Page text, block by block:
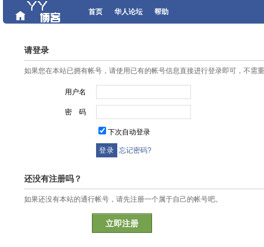
首页 华人论坛 帮助
请登录
如果您在本站已拥有帐号，请使用已有的帐号信息直接进行登录即可，不需
用户名
密 码
下次自动登录
忘记密码?
还没有注册吗？
如果还没有本站的通行帐号，请先注册一个属于自己的帐号吧。
立即注册